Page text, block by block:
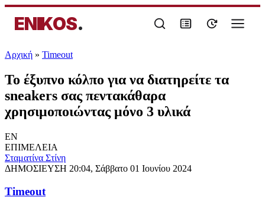
ENIKOS.
Αρχική » Timeout
Το έξυπνο κόλπο για να διατηρείτε τα
sneakers σας πεντακάθαρα
χρησιμοποιώντας μόνο 3 υλικά
EN
ΕΠΙΜΕΛΕΙΑ
Σταματίνα Στίνη
ΔΗΜΟΣΙΕΥΣΗ 20:04, Σάββατο 01 Ιουνίου 2024
Timeout